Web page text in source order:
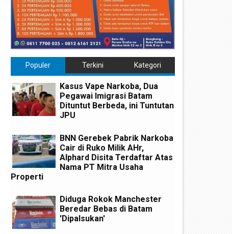
Populer Terkini Kategori
Kasus Vape Narkoba, Dua
Pegawai Imigrasi Batam
Dituntut Berbeda, ini Tuntutan
JPU
BNN Gerebek Pabrik Narkoba
Cair di Ruko Milik AHr,
Alphard Disita Terdaftar Atas
Nama PT Mitra Usaha
Properti
Diduga Rokok Manchester
Beredar Bebas di Batam
'Dipalsukan'